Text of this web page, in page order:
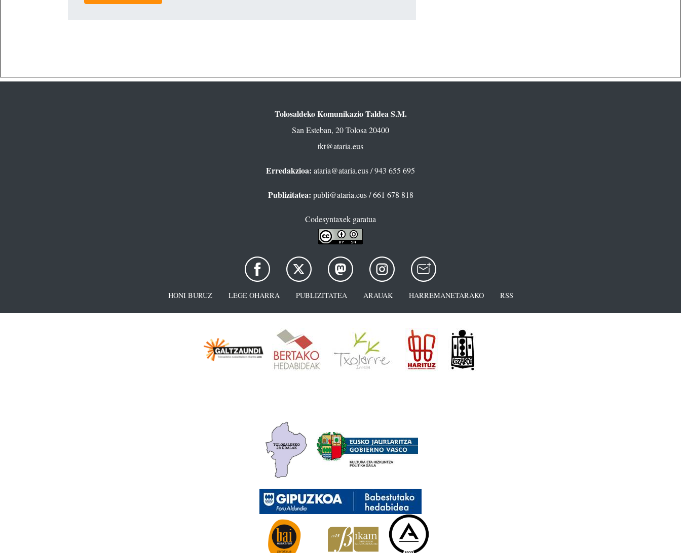
Tolosaldeko Komunikazio Taldea S.M.
San Esteban, 20 Tolosa 20400
tkt@ataria.eus
Erredakzioa: ataria@ataria.eus/ 943 655 695
Publizitatea: publi@ataria.eus/ 661 678 818
Codesyntaxek garatua
HONI BURUZ LEGE OHARRA PUBLIZITATEA ARAUAK HARREMANETARAKO RSS